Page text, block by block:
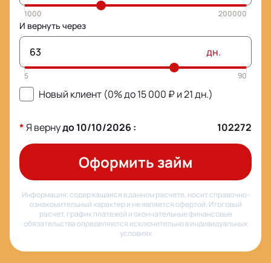
И вернуть через
дн.
Новый клиент (0% до15 000 ₽ и21дн.)
*Я вернудо10/10/2026 : 102272
Оформить займ
Информация, содержащаяся в данном расчете, носит справочно-
ознакомительный характер и не является офертой. Итоговый
расчет, график платежей и окончательные финансовые
обязательства определяются исключительно в индивидуальных
условиях